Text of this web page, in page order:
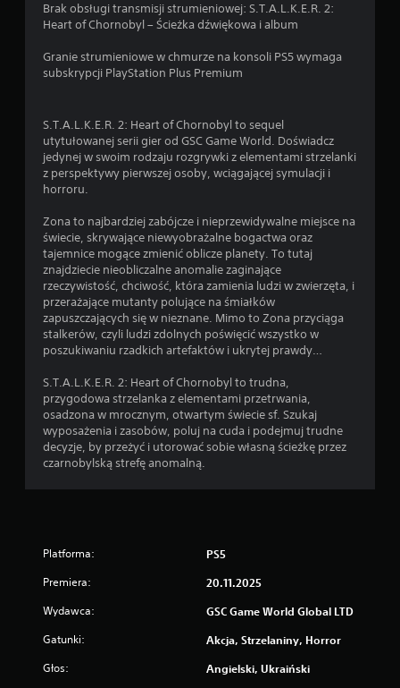
Brak obsługi transmisji strumieniowej: S.T.A.L.K.E.R. 2:
Heart of Chornobyl – Ścieżka dźwiękowa i album
Granie strumieniowe w chmurze na konsoli PS5 wymaga
subskrypcji PlayStation Plus Premium
S.T.A.L.K.E.R. 2: Heart of Chornobyl to sequel
utytułowanej serii gier od GSC Game World. Doświadcz
jedynej w swoim rodzaju rozgrywki z elementami strzelanki
z perspektywy pierwszej osoby, wciągającej symulacji i
horroru.
Zona to najbardziej zabójcze i nieprzewidywalne miejsce na
świecie, skrywające niewyobrażalne bogactwa oraz
tajemnice mogące zmienić oblicze planety. To tutaj
znajdziecie nieobliczalne anomalie zaginające
rzeczywistość, chciwość, która zamienia ludzi w zwierzęta, i
przerażające mutanty polujące na śmiałków
zapuszczających się w nieznane. Mimo to Zona przyciąga
stalkerów, czyli ludzi zdolnych poświęcić wszystko w
poszukiwaniu rzadkich artefaktów i ukrytej prawdy…
S.T.A.L.K.E.R. 2: Heart of Chornobyl to trudna,
przygodowa strzelanka z elementami przetrwania,
osadzona w mrocznym, otwartym świecie sf. Szukaj
wyposażenia i zasobów, poluj na cuda i podejmuj trudne
decyzje, by przeżyć i utorować sobie własną ścieżkę przez
czarnobylską strefę anomalną.
Platforma: PS5
Premiera: 20.11.2025
Wydawca: GSC Game World Global LTD
Gatunki: Akcja, Strzelaniny, Horror
Głos: Angielski, Ukraiński